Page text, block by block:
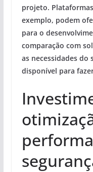
projeto.
exemplo, podem
para o
comparação com
as necessidades do
disponível para